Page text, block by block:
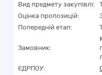
Вид предмету закупівлі:
Оцінка пропозицій:
Попередній етап:
Замовник:
ЄДРПОУ: